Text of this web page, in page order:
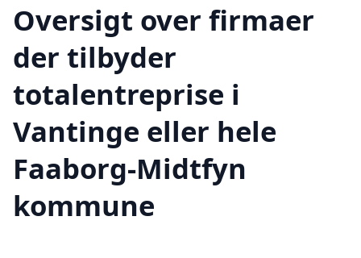
Oversigt over firmaer
der tilbyder
totalentreprise i
Vantinge eller hele
Faaborg-Midtfyn
kommune